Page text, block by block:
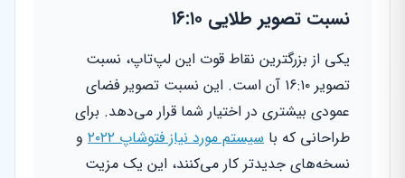
نسبت تصویر طلایی ۱۶:۱۰
یکی از بزرگترین نقاط قوت این لپ‌تاپ، نسبت
تصویر ۱۶:۱۰ آن است. این نسبت تصویر فضای
عمودی بیشتری در اختیار شما قرار می‌دهد. برای
طراحانی که با سیستم مورد نیاز فتوشاپ ۲۰۲۲
و
نسخه‌های جدیدتر کار می‌کنند، این یک مزیت